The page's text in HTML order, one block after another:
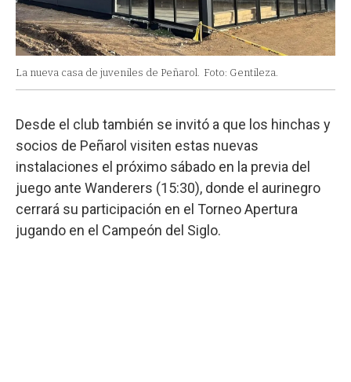
La nueva casa de juveniles de Peñarol. Foto: Gentileza.
Desde el club también se invitó a que los hinchas y
socios de Peñarol visiten estas nuevas
instalaciones el próximo sábado en la previa del
juego ante Wanderers (15:30), donde el aurinegro
cerrará su participación en el Torneo Apertura
jugando en el Campeón del Siglo.